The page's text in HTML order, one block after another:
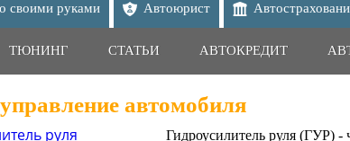
своими руками Автоюрист
ТЮНИНГ СТАТЬИ АВТОКРЕДИТ
автомобиля
Гидроусилитель руля (ГУР) -